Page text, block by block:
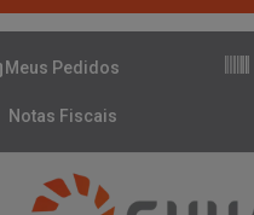
Meus Pedidos
Notas Fiscais